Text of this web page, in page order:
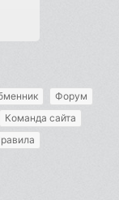
Форум
Команда сайта